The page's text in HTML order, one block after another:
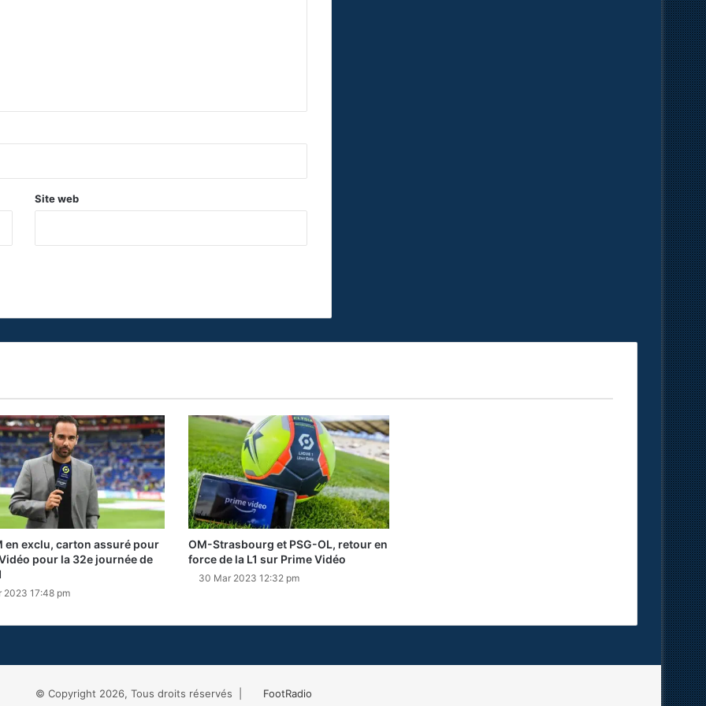
Site web
en exclu, carton assuré pour
pour la 32e journée de
2023 17:48 pm
OM-Strasbourg et PSG-OL, retour en
force de la L1 sur Prime Vidéo
30 Mar 2023 12:32 pm
© Copyright 2026, Tous droits réservés | FootRadio